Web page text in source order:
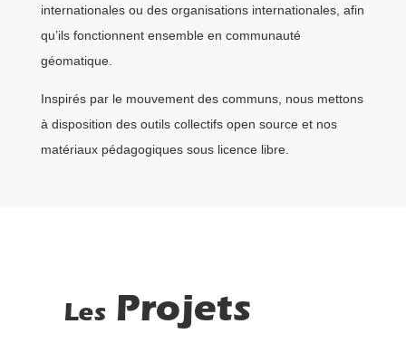
internationales ou des organisations internationales, afin
qu’ils fonctionnent ensemble en communauté
géomatique.
Inspirés par le mouvement des communs, nous mettons
à disposition des outils collectifs open source et nos
matériaux pédagogiques sous licence libre.
Les Projets